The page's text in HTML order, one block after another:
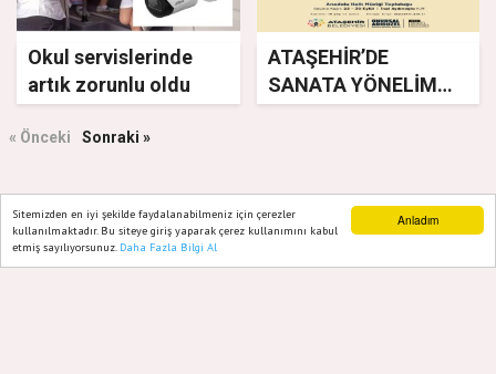
Anladım
Sitemizden en iyi şekilde faydalanabilmeniz için çerezler
kullanılmaktadır. Bu siteye giriş yaparak çerez kullanımını kabul
etmiş sayılıyorsunuz. Daha Fazla Bilgi Al
Okul servislerinde
artık zorunlu oldu
ATAŞEHİR’DE
SANATA YÖNELİM
HIZ KAZANIYOR
« Önceki Sonraki »
GAZETE ATAŞEHIR 2020
Yazılım |
Ana Sayfa Web TV